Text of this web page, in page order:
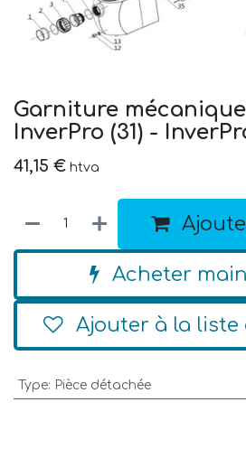
Garniture
InverPro (31) -
41,15 € htva
Acheter
Ajouter à la liste
Type: Pièce détachée